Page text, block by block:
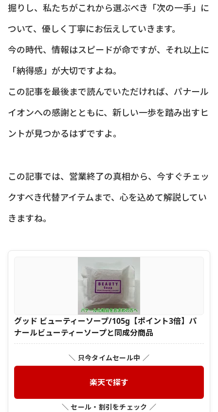
掘りし、私たちがこれから選ぶべき「次の一手」に
ついて、優しく丁寧にお伝えしていきます。
今の時代、情報はスピードが命ですが、それ以上に
「納得感」が大切ですよね。
この記事を最後まで読んでいただければ、パナール
イオンへの感謝とともに、新しい一歩を踏み出すヒ
ントが見つかるはずですよ。
この記事では、営業終了の真相から、今すぐチェッ
クすべき代替アイテムまで、心を込めて解説してい
きますね。
グッド ビューティーソープ/105g【ポイント3倍】パ
ナールビューティーソープと同成分商品
＼ 只今タイムセール中 ／
楽天で探す
＼ セール・割引をチェック ／